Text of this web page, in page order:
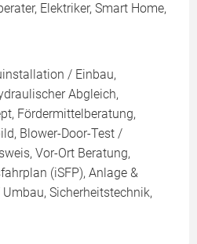
Elektriker, Smart Home,
/ Einbau,
Abgleich,
Fördermittelberatung,
Blower-Door-Test /
Vor-Ort Beratung,
(iSFP), Anlage &
Sicherheitstechnik,